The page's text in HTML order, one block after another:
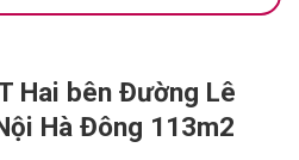
Hai bên Đường Lê
Hà Đông 113m2